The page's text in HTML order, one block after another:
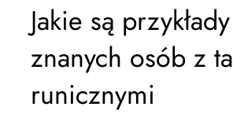
Jakie są przykłady
znanych osób z
runicznymi